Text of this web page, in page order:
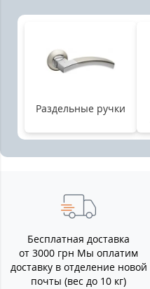
Раздельные ручки
Бесплатная доставка
от 3000 грн Мы оплатим
доставку в отделение новой
почты (вес до 10 кг)